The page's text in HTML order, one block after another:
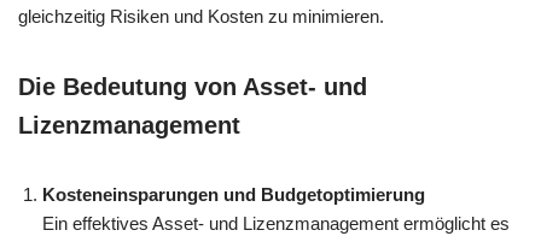
gleichzeitig Risiken und Kosten zu minimieren.
Die Bedeutung von Asset- und
Lizenzmanagement
Kosteneinsparungen und Budgetoptimierung
Ein effektives Asset- und Lizenzmanagement ermöglicht es